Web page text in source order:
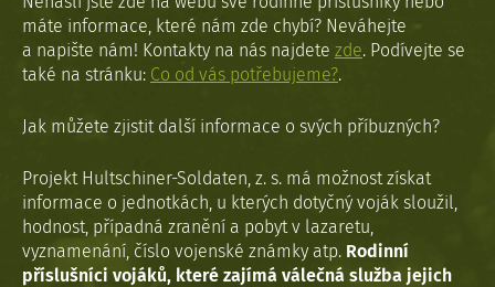
máte informace, které nám zde chybí? Neváhejte
a napište nám! Kontakty na nás najdete zde. Podívejte se
také na stránku: Co od vás potřebujeme?.
Jak můžete zjistit další informace o svých příbuzných?
Projekt Hultschiner-Soldaten, z. s. má možnost získat
informace o jednotkách, u kterých dotyčný voják sloužil,
hodnost, případná zranění a pobyt v lazaretu,
vyznamenání, číslo vojenské známky atp. Rodinní
příslušníci vojáků, které zajímá válečná služba jejich